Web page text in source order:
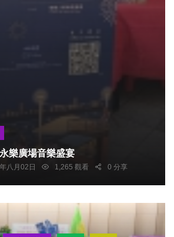
樂廣場音樂盛宴
八月02日 1,265 觀看 0 分享